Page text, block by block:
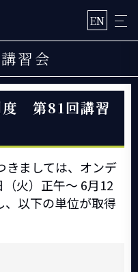
EN
講習会
度 第81回講習
きましては、オンデ
火）正午～ 6月12
、以下の単位が取得